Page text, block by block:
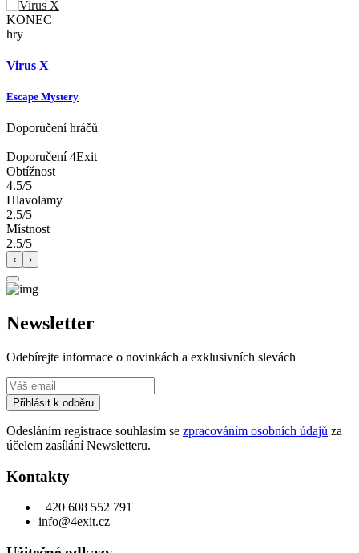
KONEC
hry
Virus X
Escape Mystery
Doporučení hráčů
Doporučení 4Exit
Obtížnost
4.5/5
Hlavolamy
2.5/5
Místnost
2.5/5
‹ ›
Newsletter
Odebírejte informace o novinkách a exklusivních slevách
Přihlásit k odběru
Odesláním registrace souhlasím se zpracováním osobních údajů za
účelem zasílání Newsletteru.
Kontakty
+420 608 552 791
info@4exit.cz